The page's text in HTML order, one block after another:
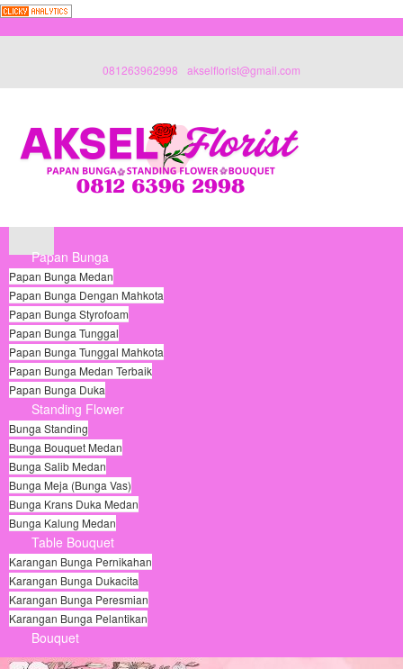
081263962998 akselflorist@gmail.com
Papan Bunga
Papan Bunga Medan
Papan Bunga Dengan Mahkota
Papan Bunga Styrofoam
Papan Bunga Tunggal
Papan Bunga Tunggal Mahkota
Papan Bunga Medan Terbaik
Papan Bunga Duka
Standing Flower
Bunga Standing
Bunga Bouquet Medan
Bunga Salib Medan
Bunga Meja (Bunga Vas)
Bunga Krans Duka Medan
Bunga Kalung Medan
Table Bouquet
Karangan Bunga Pernikahan
Karangan Bunga Dukacita
Karangan Bunga Peresmian
Karangan Bunga Pelantikan
Bouquet
© FreeJoomla! 3 Modules- byVinaGecko.com